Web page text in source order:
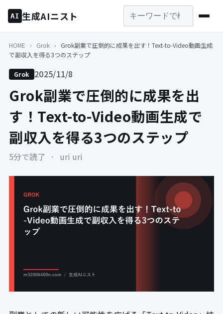
AI 生成AIニスト
HOME › Grok ›
Grok副業で圧倒的に成果を出す！Text-to-Video動画生成
で副収入を得る3つのステップ
Grok 2025/11/8
Grok副業で圧倒的に成果を出
す！Text-to-Video動画生成で
副収入を得る3つのステップ
5分で読了 · uri uri